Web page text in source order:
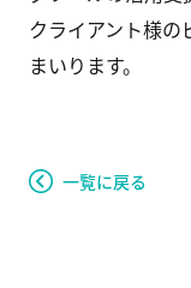
クライアント様
まいります。
一覧に戻る